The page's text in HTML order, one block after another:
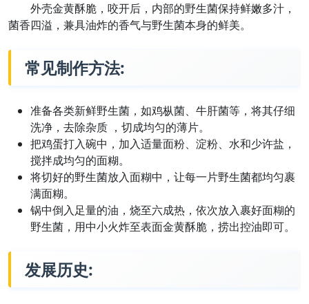
外壳金黄酥脆，咬开后，内部的野生菌保持鲜嫩多汁，
菌香四溢，兼具油炸的香气与野生菌本身的鲜美。
常见制作方法:
准备各类新鲜野生菌，如鸡枞菌、牛肝菌等，将其仔细
洗净，去除杂质 ，切成均匀的薄片。
把鸡蛋打入碗中，加入适量面粉、淀粉、水和少许盐，
搅拌成均匀的面糊。
将切好的野生菌放入面糊中，让每一片野生菌都均匀裹
满面糊。
锅中倒入足量的油，烧至六成热，依次放入裹好面糊的
野生菌，用中小火炸至表面金黄酥脆，捞出控油即可。
发展历史: